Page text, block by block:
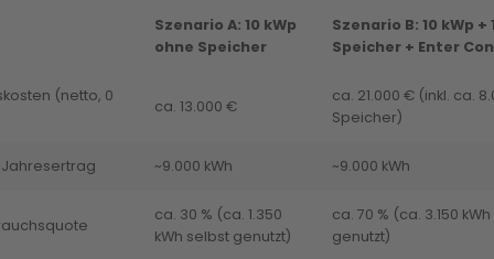
Szenario A: 10 kWp
ohne Speicher
Szenario B: 10 kWp +
Speicher + Enter
(netto, 0
ca. 13.000 €
ca. 21.000 € (inkl. ca.
Speicher)
~9.000 kWh ~9.000 kWh
ca. 30 % (ca. 1.350
kWh selbst genutzt)
ca. 70 % (ca. 3.150
genutzt)